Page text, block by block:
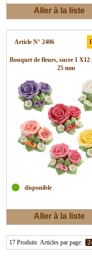
Aller à la liste
Article N° 2406
Bouquet de fleurs, sucre 1 X12
25 mm
disponible
Aller à la liste
17 Produits Articles par page: